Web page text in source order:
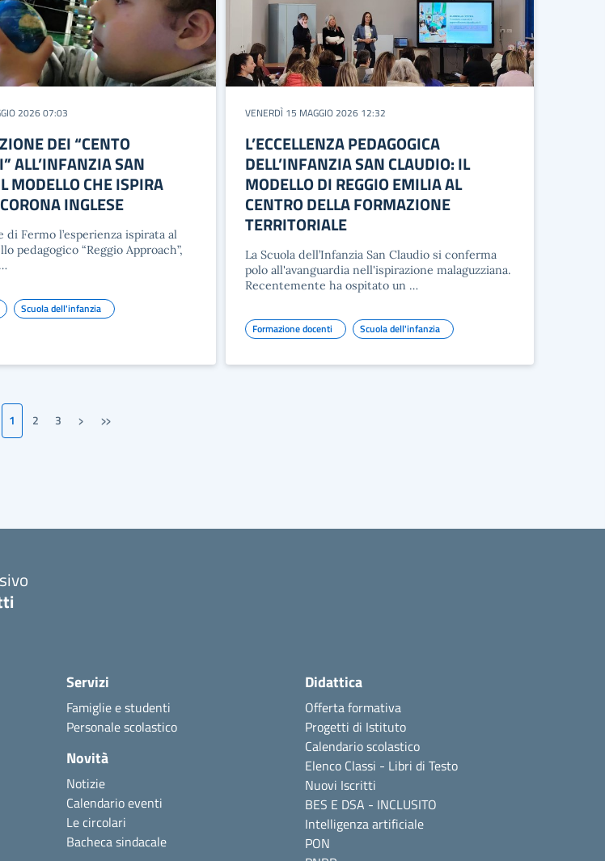
2026 07:03
DEI “CENTO
ALL’INFANZIA SAN
MODELLO CHE ISPIRA
INGLESE
di Fermo l’esperienza ispirata al
pedagogico “Reggio Approach”,
Scuola dell'infanzia
VENERDÌ 15 MAGGIO 2026 12:32
L’ECCELLENZA PEDAGOGICA
DELL’INFANZIA SAN CLAUDIO: IL
MODELLO DI REGGIO EMILIA AL
CENTRO DELLA FORMAZIONE
TERRITORIALE
La Scuola dell’Infanzia San Claudio si conferma
polo all'avanguardia nell'ispirazione malaguzziana.
Recentemente ha ospitato un …
Formazione docenti Scuola dell'infanzia
1 2 3 Pagina successiva
› Ultima pagina
»
Servizi
Famiglie e studenti
Personale scolastico
Novità
Notizie
Calendario eventi
Le circolari
Bacheca sindacale
Didattica
Offerta formativa
Progetti di Istituto
Calendario scolastico
Elenco Classi - Libri di Testo
Nuovi Iscritti
BES E DSA - INCLUSITO
Intelligenza artificiale
PON